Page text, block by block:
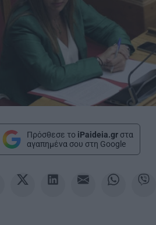
Πρόσθεσε το iPaideia.gr στα
αγαπημένα σου στη Google